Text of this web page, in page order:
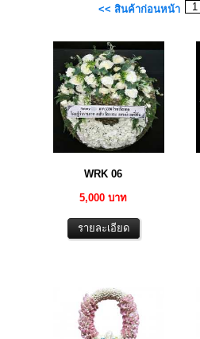
<< สินค้าก่อนหน้า 1
WRK 06
5,000 บาท